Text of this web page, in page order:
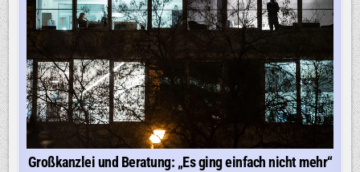
Großkanzlei und Beratung: „Es ging einfach nicht mehr“